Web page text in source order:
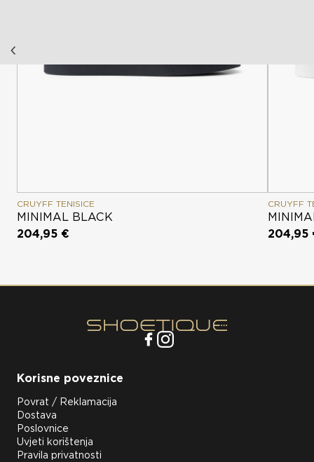
CRUYFF TENISICE
MINIMAL BLACK
204,95 €
CRUYFF
204,95
Korisne poveznice
Povrat / Reklamacija
Dostava
Poslovnice
Uvjeti korištenja
Pravila privatnosti